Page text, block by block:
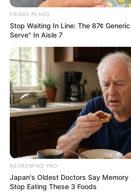
FRIDAY PLANS
Stop Waiting In Line: The 87¢
Serve" In Aisle 7
NEUROMIND PRO
Japan's Oldest Doctors Say
Stop Eating These 3 Foods